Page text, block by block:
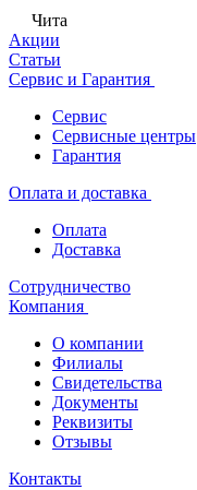
Чита
Акции
Статьи
Сервис и Гарантия
Сервис
Сервисные центры
Гарантия
Оплата и доставка
Оплата
Доставка
Сотрудничество
Компания
О компании
Филиалы
Свидетельства
Документы
Реквизиты
Отзывы
Контакты